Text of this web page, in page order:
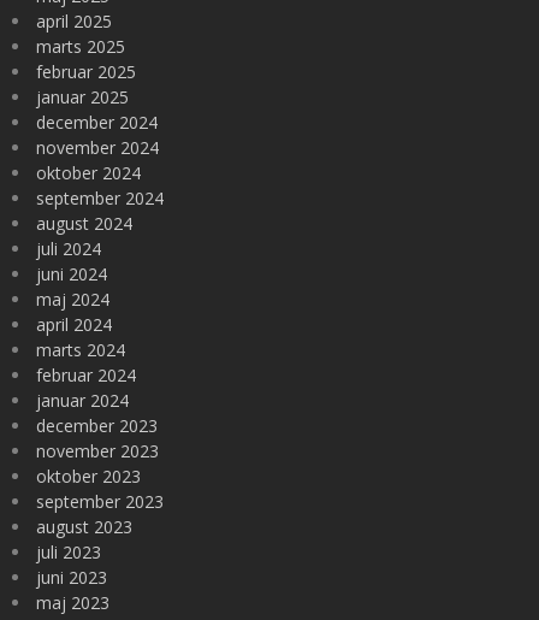
april 2025
marts 2025
februar 2025
januar 2025
december 2024
november 2024
oktober 2024
september 2024
august 2024
juli 2024
juni 2024
maj 2024
april 2024
marts 2024
februar 2024
januar 2024
december 2023
november 2023
oktober 2023
september 2023
august 2023
juli 2023
juni 2023
maj 2023